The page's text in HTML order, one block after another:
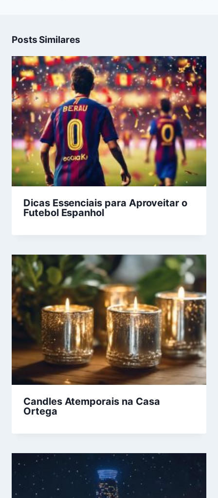
Posts Similares
Dicas Essenciais para Aproveitar o
Futebol Espanhol
Candles Atemporais na Casa
Ortega